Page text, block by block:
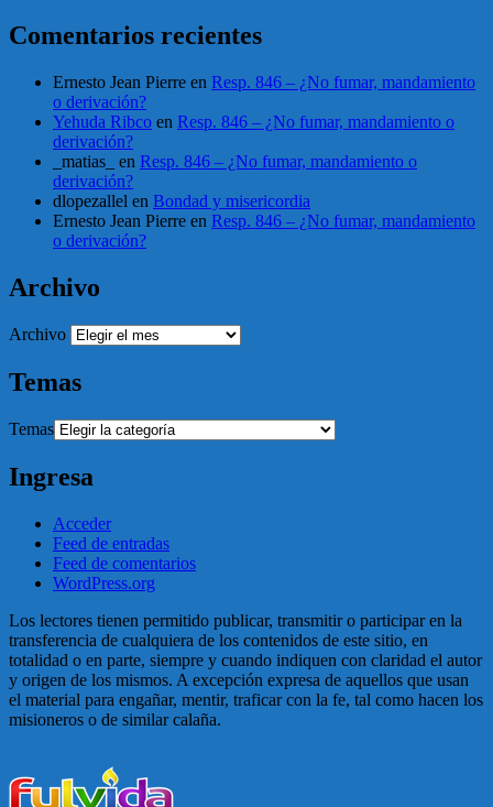
Comentarios recientes
Ernesto Jean Pierre en Resp. 846 – ¿No fumar, mandamiento
o derivación?
Yehuda Ribco en Resp. 846 – ¿No fumar, mandamiento o
derivación?
_matias_
en Resp. 846 – ¿No fumar, mandamiento o
derivación?
dlopezallel en Bondad y misericordia
Ernesto Jean Pierre en Resp. 846 – ¿No fumar, mandamiento
o derivación?
Archivo
Archivo
Temas
Temas
Ingresa
Acceder
Feed de entradas
Feed de comentarios
WordPress.org
Los lectores tienen permitido publicar, transmitir o participar en la
transferencia de cualquiera de los contenidos de este sitio, en
totalidad o en parte, siempre y cuando indiquen con claridad el autor
y origen de los mismos. A excepción expresa de aquellos que usan
el material para engañar, mentir, traficar con la fe, tal como hacen los
misioneros o de similar calaña.